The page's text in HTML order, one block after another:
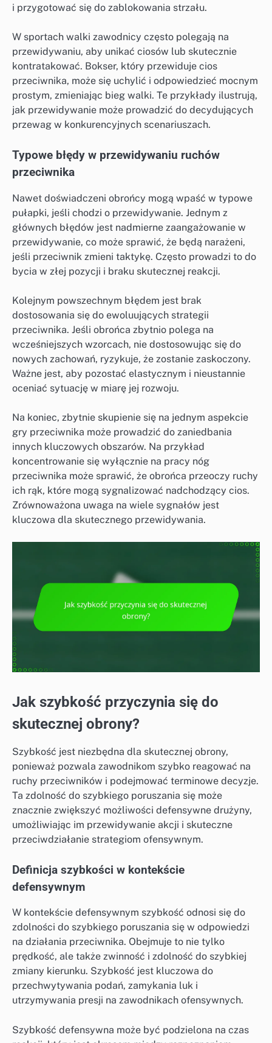
i przygotować się do zablokowania strzału.
W sportach walki zawodnicy często polegają na
przewidywaniu, aby unikać ciosów lub skutecznie
kontratakować. Bokser, który przewiduje cios
przeciwnika, może się uchylić i odpowiedzieć mocnym
prostym, zmieniając bieg walki. Te przykłady ilustrują,
jak przewidywanie może prowadzić do decydujących
przewag w konkurencyjnych scenariuszach.
Typowe błędy w przewidywaniu ruchów
przeciwnika
Nawet doświadczeni obrońcy mogą wpaść w typowe
pułapki, jeśli chodzi o przewidywanie. Jednym z
głównych błędów jest nadmierne zaangażowanie w
przewidywanie, co może sprawić, że będą narażeni,
jeśli przeciwnik zmieni taktykę. Często prowadzi to do
bycia w złej pozycji i braku skutecznej reakcji.
Kolejnym powszechnym błędem jest brak
dostosowania się do ewoluujących strategii
przeciwnika. Jeśli obrońca zbytnio polega na
wcześniejszych wzorcach, nie dostosowując się do
nowych zachowań, ryzykuje, że zostanie zaskoczony.
Ważne jest, aby pozostać elastycznym i nieustannie
oceniać sytuację w miarę jej rozwoju.
Na koniec, zbytnie skupienie się na jednym aspekcie
gry przeciwnika może prowadzić do zaniedbania
innych kluczowych obszarów. Na przykład
koncentrowanie się wyłącznie na pracy nóg
przeciwnika może sprawić, że obrońca przeoczy ruchy
ich rąk, które mogą sygnalizować nadchodzący cios.
Zrównoważona uwaga na wiele sygnałów jest
kluczowa dla skutecznego przewidywania.
Jak szybkość przyczynia się do
skutecznej obrony?
Szybkość jest niezbędna dla skutecznej obrony,
ponieważ pozwala zawodnikom szybko reagować na
ruchy przeciwników i podejmować terminowe decyzje.
Ta zdolność do szybkiego poruszania się może
znacznie zwiększyć możliwości defensywne drużyny,
umożliwiając im przewidywanie akcji i skuteczne
przeciwdziałanie strategiom ofensywnym.
Definicja szybkości w kontekście
defensywnym
W kontekście defensywnym szybkość odnosi się do
zdolności do szybkiego poruszania się w odpowiedzi
na działania przeciwnika. Obejmuje to nie tylko
prędkość, ale także zwinność i zdolność do szybkiej
zmiany kierunku. Szybkość jest kluczowa do
przechwytywania podań, zamykania luk i
utrzymywania presji na zawodnikach ofensywnych.
Szybkość defensywna może być podzielona na czas